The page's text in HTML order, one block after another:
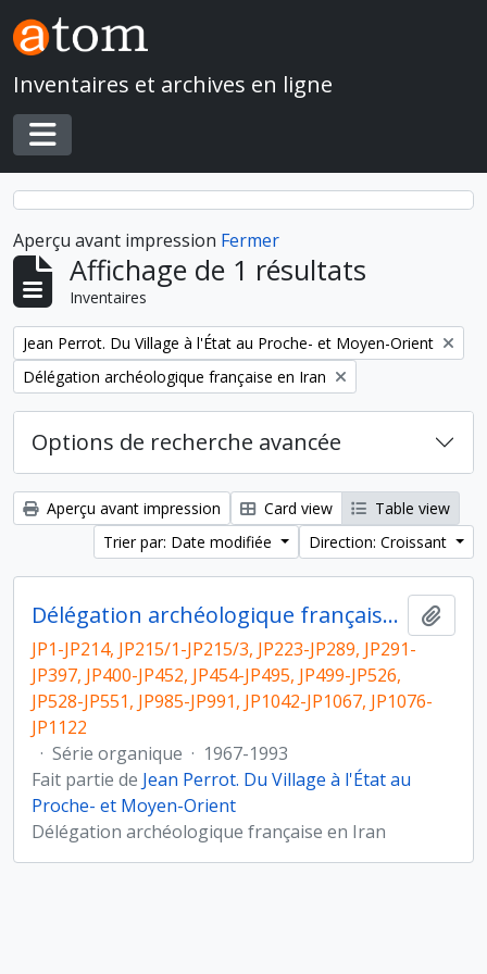
Skip to main content
Inventaires et archives en ligne
Toggle navigation
Aperçu avant impression Fermer
Affichage de 1 résultats
Inventaires
Remove filter:
Jean Perrot. Du Village à l'État au Proche- et Moyen-Orient
Remove filter:
Délégation archéologique française en Iran
Options de recherche avancée
Aperçu avant impression Card view
Table view
Trier par: Date modifiée
Direction: Croissant
Délégation archéologique française en Iran
JP1-JP214, JP215/1-JP215/3, JP223-JP289, JP291-
JP397, JP400-JP452, JP454-JP495, JP499-JP526,
JP528-JP551, JP985-JP991, JP1042-JP1067, JP1076-
JP1122
· Série organique · 1967-1993
Fait partie de Jean Perrot. Du Village à l'État au
Proche- et Moyen-Orient
Délégation archéologique française en Iran